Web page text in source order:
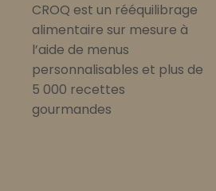
CROQ est un rééquilibrage
alimentaire sur mesure à
l’aide de menus
personnalisables et plus de
5 000 recettes
gourmandes